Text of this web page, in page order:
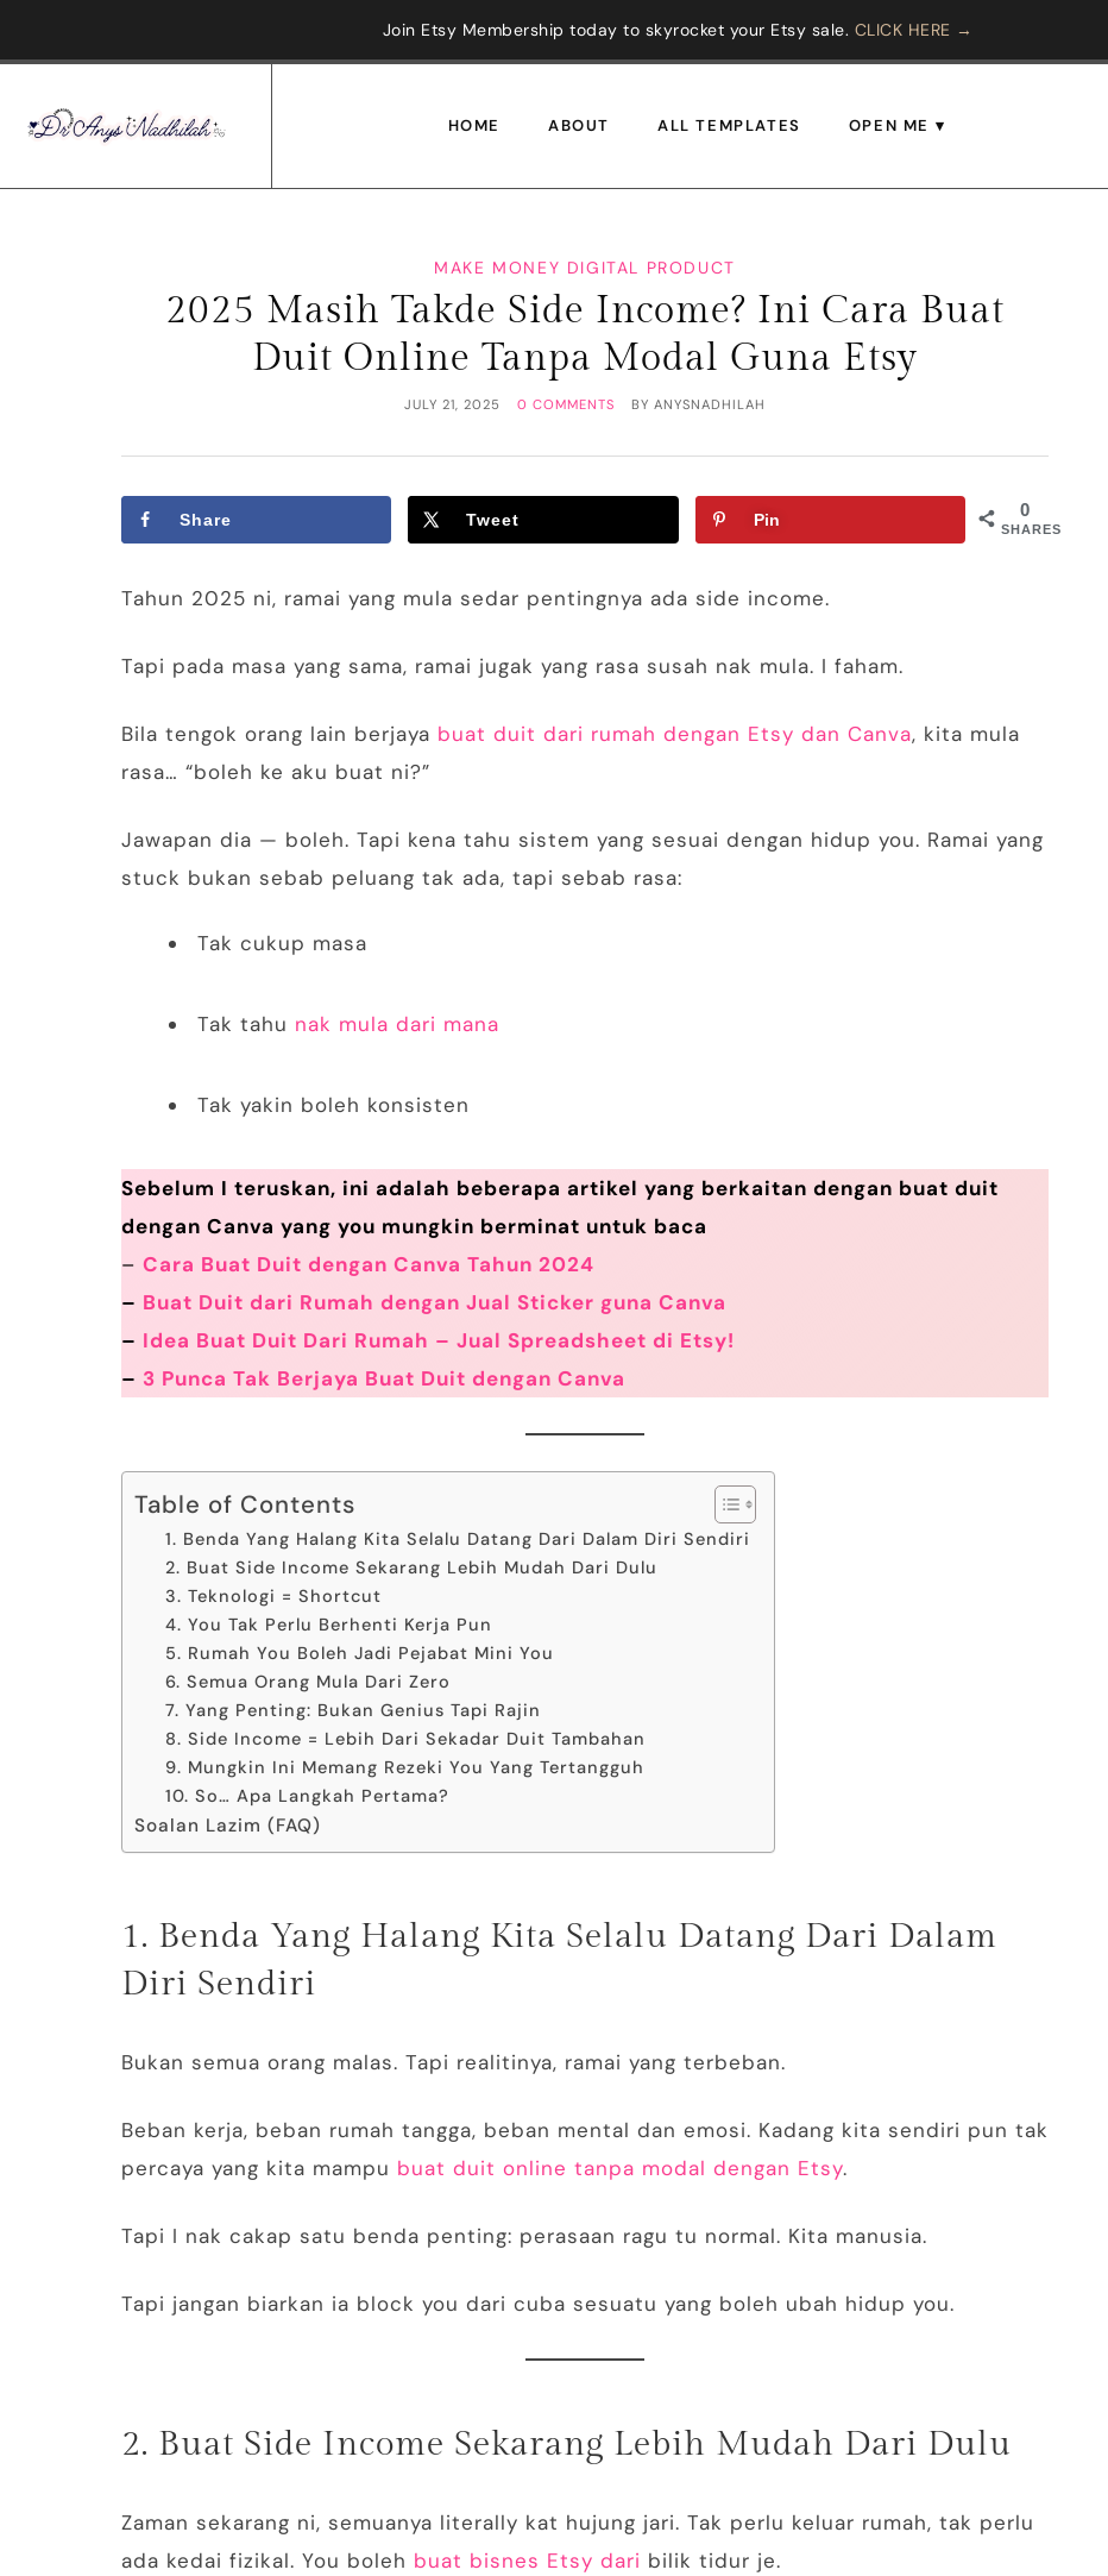
Join Etsy Membership today to skyrocket your Etsy sale. CLICK HERE →
HOME ABOUT ALL TEMPLATES OPEN ME
MAKE MONEY DIGITAL PRODUCT
2025 Masih Takde Side Income? Ini Cara Buat
Duit Online Tanpa Modal Guna Etsy
JULY 21, 2025 0 COMMENTS BY ANYSNADHILAH
0
SHARES
Share Tweet Pin
Tahun 2025 ni, ramai yang mula sedar pentingnya ada side income.
Tapi pada masa yang sama, ramai jugak yang rasa susah nak mula. I faham.
Bila tengok orang lain berjaya buat duit dari rumah dengan Etsy dan Canva, kita mula
rasa… “boleh ke aku buat ni?”
Jawapan dia — boleh. Tapi kena tahu sistem yang sesuai dengan hidup you. Ramai yang
stuck bukan sebab peluang tak ada, tapi sebab rasa:
Tak cukup masa
Tak tahu nak mula dari mana
Tak yakin boleh konsisten
Sebelum I teruskan, ini adalah beberapa artikel yang berkaitan dengan buat duit
dengan Canva yang you mungkin berminat untuk baca
– Cara Buat Duit dengan Canva Tahun 2024
– Buat Duit dari Rumah dengan Jual Sticker guna Canva
– Idea Buat Duit Dari Rumah – Jual Spreadsheet di Etsy!
– 3 Punca Tak Berjaya Buat Duit dengan Canva
Table of Contents
1. Benda Yang Halang Kita Selalu Datang Dari Dalam Diri Sendiri
2. Buat Side Income Sekarang Lebih Mudah Dari Dulu
3. Teknologi = Shortcut
4. You Tak Perlu Berhenti Kerja Pun
5. Rumah You Boleh Jadi Pejabat Mini You
6. Semua Orang Mula Dari Zero
7. Yang Penting: Bukan Genius Tapi Rajin
8. Side Income = Lebih Dari Sekadar Duit Tambahan
9. Mungkin Ini Memang Rezeki You Yang Tertangguh
10. So… Apa Langkah Pertama?
Soalan Lazim (FAQ)
1. Benda Yang Halang Kita Selalu Datang Dari Dalam
Diri Sendiri
Bukan semua orang malas. Tapi realitinya, ramai yang terbeban.
Beban kerja, beban rumah tangga, beban mental dan emosi. Kadang kita sendiri pun tak
percaya yang kita mampu buat duit online tanpa modal dengan Etsy.
Tapi I nak cakap satu benda penting: perasaan ragu tu normal. Kita manusia.
Tapi jangan biarkan ia block you dari cuba sesuatu yang boleh ubah hidup you.
2. Buat Side Income Sekarang Lebih Mudah Dari Dulu
Zaman sekarang ni, semuanya literally kat hujung jari. Tak perlu keluar rumah, tak perlu
ada kedai fizikal. You boleh buat bisnes Etsy dari bilik tidur je.